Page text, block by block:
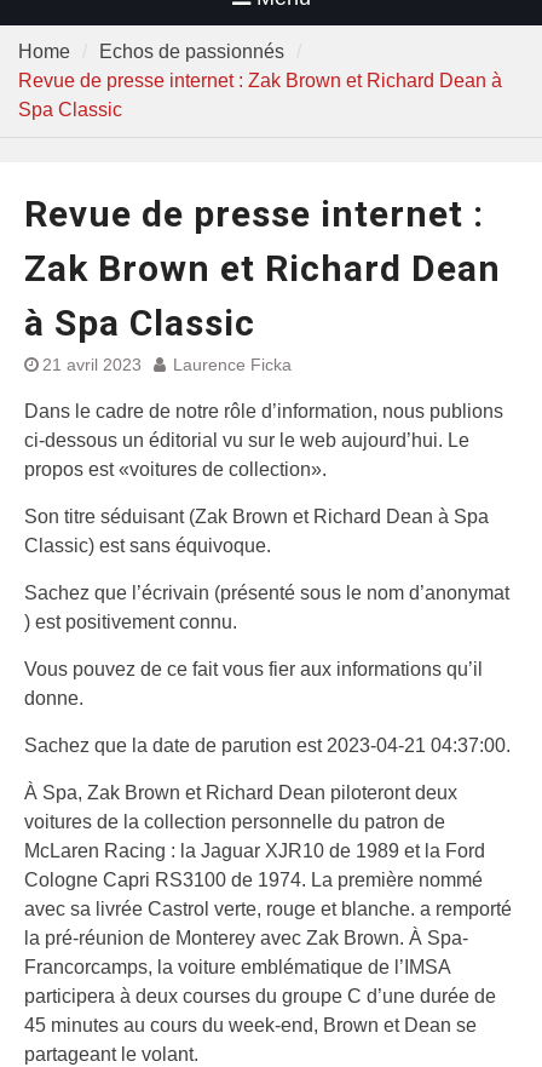
Home
Echos de passionnés
Revue de presse internet : Zak Brown et Richard Dean à
Spa Classic
Revue de presse internet :
Zak Brown et Richard Dean
à Spa Classic
21 avril 2023 Laurence Ficka
Dans le cadre de notre rôle d’information, nous publions
ci-dessous un éditorial vu sur le web aujourd’hui. Le
propos est «voitures de collection».
Son titre séduisant (Zak Brown et Richard Dean à Spa
Classic) est sans équivoque.
Sachez que l’écrivain (présenté sous le nom d’anonymat
) est positivement connu.
Vous pouvez de ce fait vous fier aux informations qu’il
donne.
Sachez que la date de parution est 2023-04-21 04:37:00.
À Spa, Zak Brown et Richard Dean piloteront deux
voitures de la collection personnelle du patron de
McLaren Racing : la Jaguar XJR10 de 1989 et la Ford
Cologne Capri RS3100 de 1974. La première nommé
avec sa livrée Castrol verte, rouge et blanche. a remporté
la pré-réunion de Monterey avec Zak Brown. À Spa-
Francorcamps, la voiture emblématique de l’IMSA
participera à deux courses du groupe C d’une durée de
45 minutes au cours du week-end, Brown et Dean se
partageant le volant.